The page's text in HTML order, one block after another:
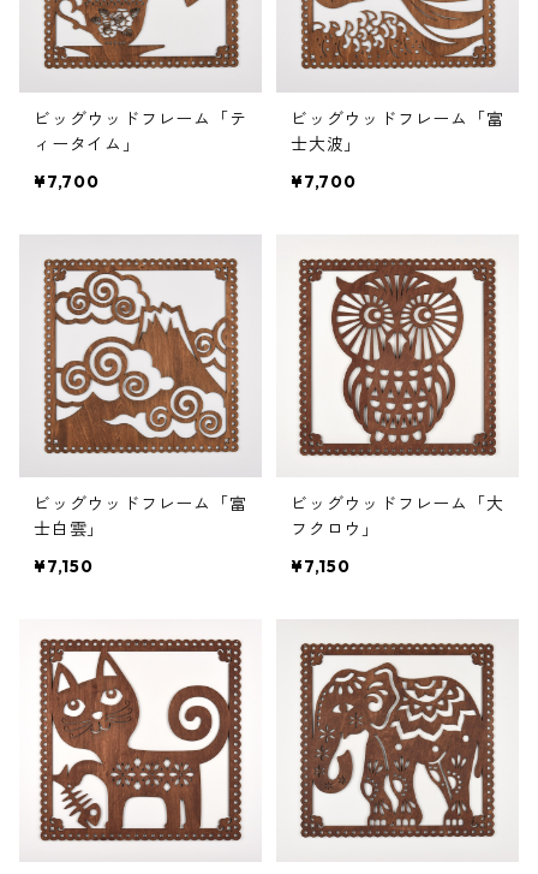
ビッグウッドフレーム「テ
ィータイム」
¥7,700
ビッグウッドフレーム「富
士大波」
¥7,700
ビッグウッドフレーム「富
士白雲」
¥7,150
ビッグウッドフレーム「大
フクロウ」
¥7,150